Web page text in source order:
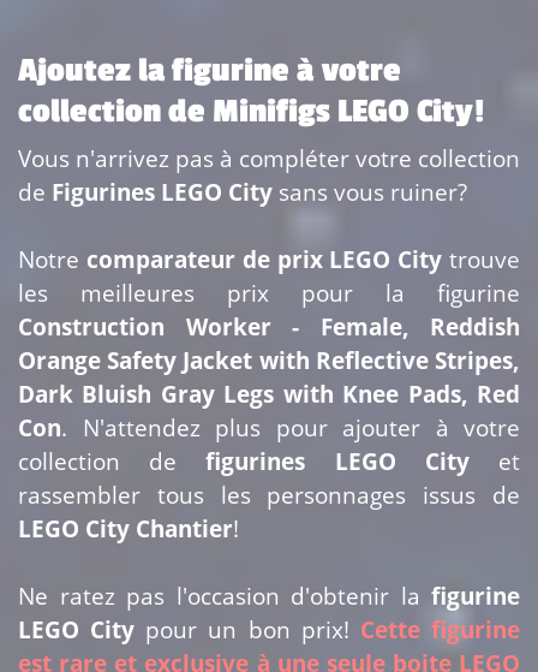
Ajoutez la figurine à votre
collection de Minifigs LEGO City!
Vous n'arrivez pas à compléter votre collection
de Figurines LEGO City sans vous ruiner?
Notre comparateur de prix LEGO City trouve
les meilleures prix pour la figurine
Construction Worker - Female, Reddish
Orange Safety Jacket with Reflective Stripes,
Dark Bluish Gray Legs with Knee Pads, Red
Con. N'attendez plus pour ajouter à votre
collection defigurines LEGO Cityet
rassembler tous les personnages issus de
LEGO City Chantier!
Ne ratez pas l'occasion d'obtenir la figurine
LEGO City pour un bon prix! Cette figurine
est rare et exclusive à une seule boite LEGO